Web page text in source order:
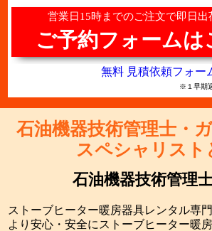
営業日15時までのご注文で即日出
ご予約フォームは
無料 見積依頼フォー
※１早期
石油機器技術管理士・
スペシャリスト
石油機器技術管理
ストーブヒーター暖房器具レンタル専
より安心・安全にストーブヒーター暖